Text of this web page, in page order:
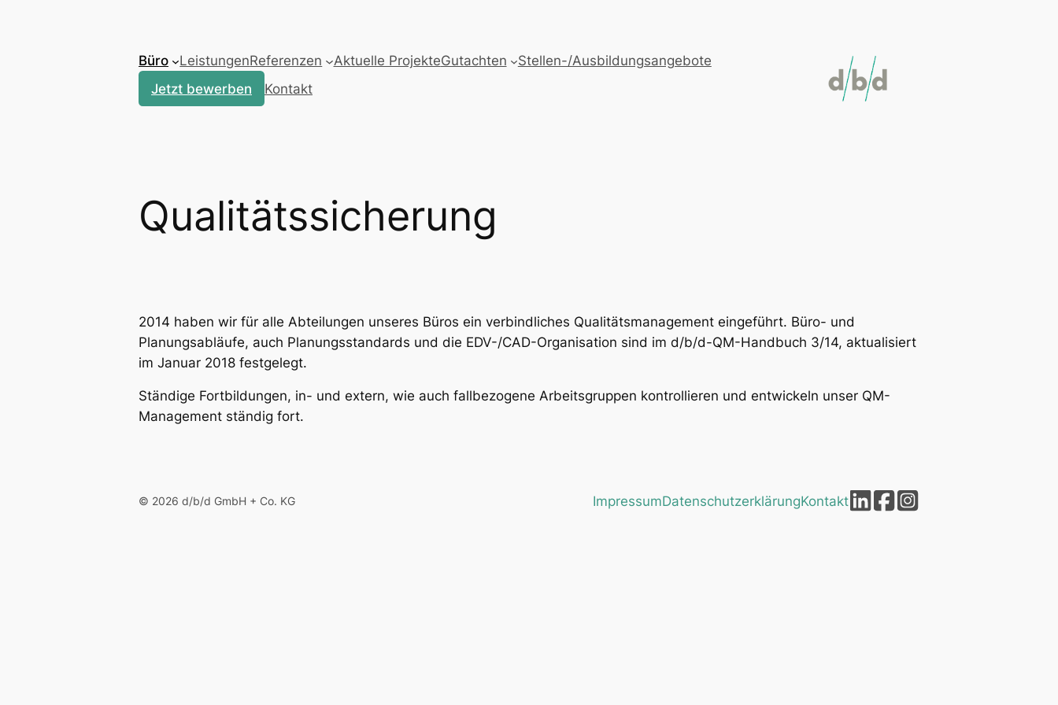
Büro LeistungenReferenzen Aktuelle ProjekteGutachten
Stellen-/Ausbildungsangebote
Jetzt bewerben
Kontakt
Qualitätssicherung
2014 haben wir für alle Abteilungen unseres Büros ein verbindliches Qualitätsmanagement eingeführt. Büro- und
Planungsabläufe, auch Planungsstandards und die EDV-/CAD-Organisation sind im d/b/d-QM-Handbuch 3/14, aktualisiert
im Januar 2018 festgelegt.
Ständige Fortbildungen, in- und extern, wie auch fallbezogene Arbeitsgruppen kontrollieren und entwickeln unser QM-
Management ständig fort.
© 2026 d/b/d GmbH + Co. KG ImpressumDatenschutzerklärungKontakt